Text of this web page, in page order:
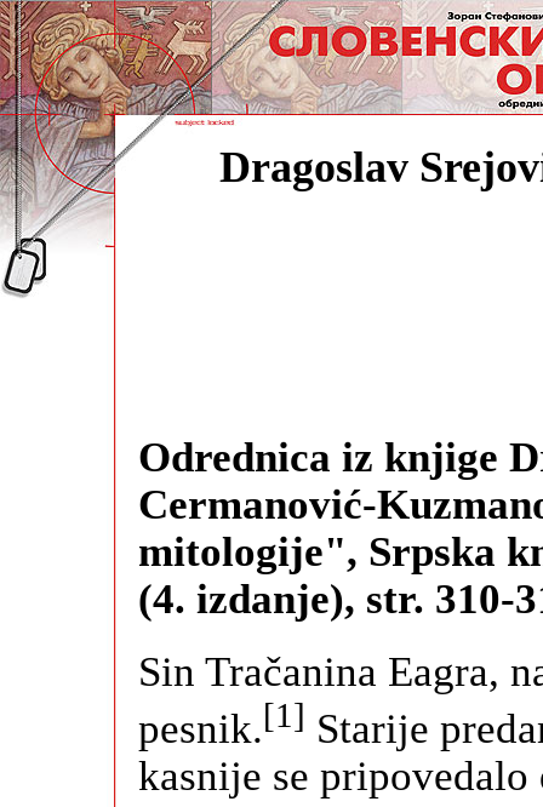
Dragoslav
Odrednica iz knjige
Cermanović-
mitologije", Srpska
(4. izdanje), str. 310-
Sin Tračanina Eagra,
pesnik.[1] Starije
kasnije se